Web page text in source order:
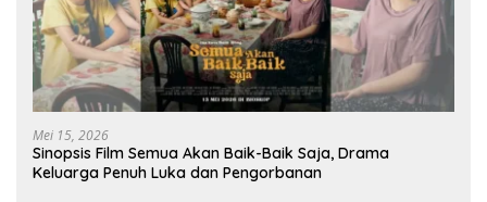
Mei 15, 2026
Sinopsis Film Semua Akan Baik-Baik Saja, Drama
Keluarga Penuh Luka dan Pengorbanan